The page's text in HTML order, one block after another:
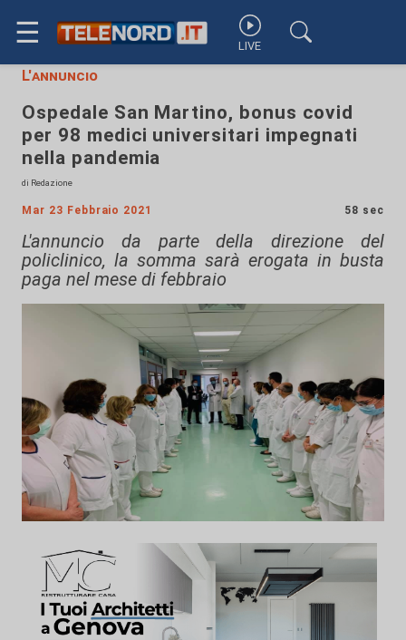
☰ LIVE
L'annuncio
Ospedale San Martino, bonus covid
per 98 medici universitari impegnati
nella pandemia
di Redazione
Mar 23 Febbraio 2021 58 sec
L'annuncio da parte della direzione del
policlinico, la somma sarà erogata in busta
paga nel mese di febbraio